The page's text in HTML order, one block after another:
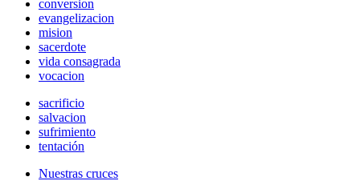
conversion
evangelizacion
mision
sacerdote
vida consagrada
vocacion
sacrificio
salvacion
sufrimiento
tentación
Nuestras cruces